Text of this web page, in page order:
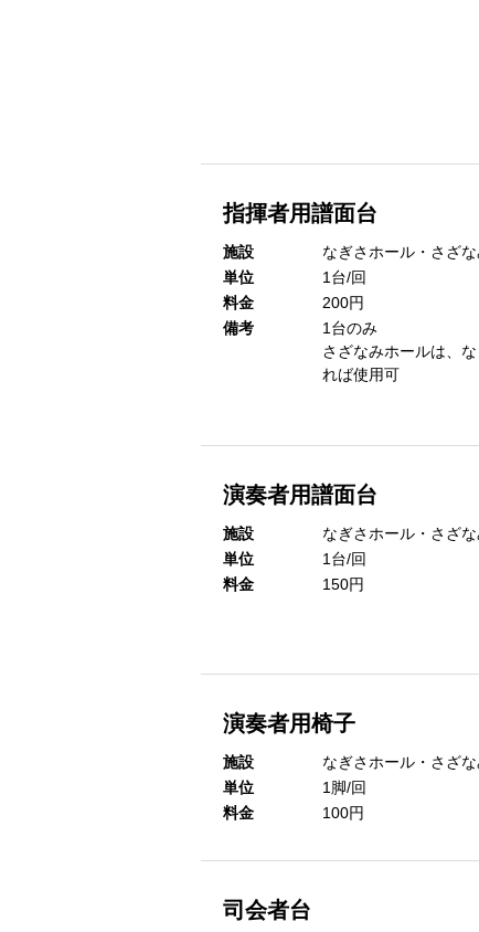
指揮者用譜面台
施設
なぎさホール・さざ
単位
1台/回
料金
200円
備考
1台のみ
さざなみホールは、
れば使用可
演奏者用譜面台
施設
なぎさホール・さざ
単位
1台/回
料金
150円
演奏者用椅子
施設
なぎさホール・さざ
単位
1脚/回
料金
100円
司会者台